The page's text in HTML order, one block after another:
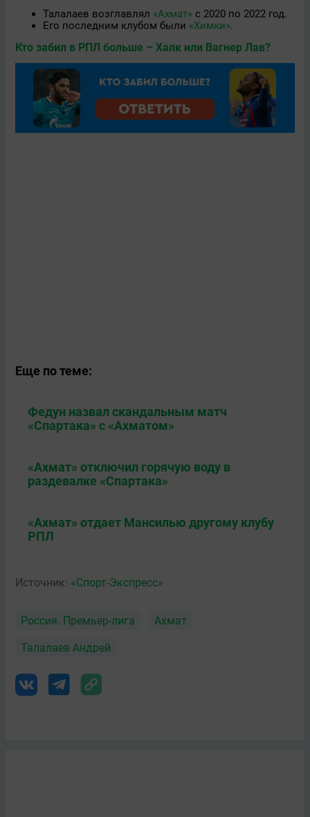
Талалаев возглавлял «Ахмат» с 2020 по 2022 год.
Его последним клубом были «Химки».
Кто забил в РПЛ больше – Халк или Вагнер Лав?
Еще по теме:
Федун назвал скандальным матч
«Спартака» с «Ахматом»
«Ахмат» отключил горячую воду в
раздевалке «Спартака»
«Ахмат» отдает Мансилью другому клубу
РПЛ
Источник: «Спорт-Экспресс»
Россия. Премьер-лига Ахмат
Талалаев Андрей